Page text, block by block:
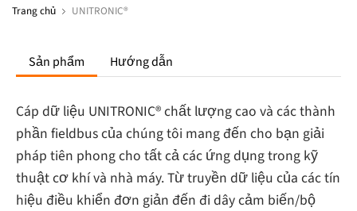
Trang chủ UNITRONIC®
Sản phẩm Hướng dẫn
Cáp dữ liệu UNITRONIC® chất lượng cao và các thành
phần fieldbus của chúng tôi mang đến cho bạn giải
pháp tiên phong cho tất cả các ứng dụng trong kỹ
thuật cơ khí và nhà máy. Từ truyền dữ liệu của các tín
hiệu điều khiển đơn giản đến đi dây cảm biến/bộ